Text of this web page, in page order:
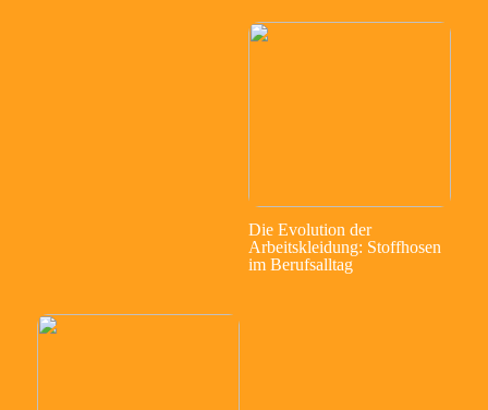
Die Evolution der
Arbeitskleidung: Stoffhosen
im Berufsalltag